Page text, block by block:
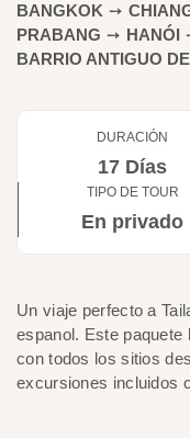
BANGKOK ➙
PRABANG ➙ HANÓI
BARRIO ANTIGUO
DURACIÓN
17 Días
TIPO DE TOUR
En privado
Un viaje perfecto a
espanol. Este
con todos los sitios
excursiones incluidos